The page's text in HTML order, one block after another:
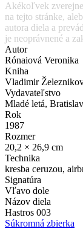
Akékoľvek
na tejto stránke,
autora diela a
je neoprávnené a
Autor
Rónaiová Veronika
Kniha
Vladimir
Vydavateľstvo
Mladé letá,
Rok
1987
Rozmer
20,2 × 26,9 cm
Technika
kresba ceruzou,
Signatúra
Vľavo dole
Názov diela
Hastros 003
Súkromná zbierka